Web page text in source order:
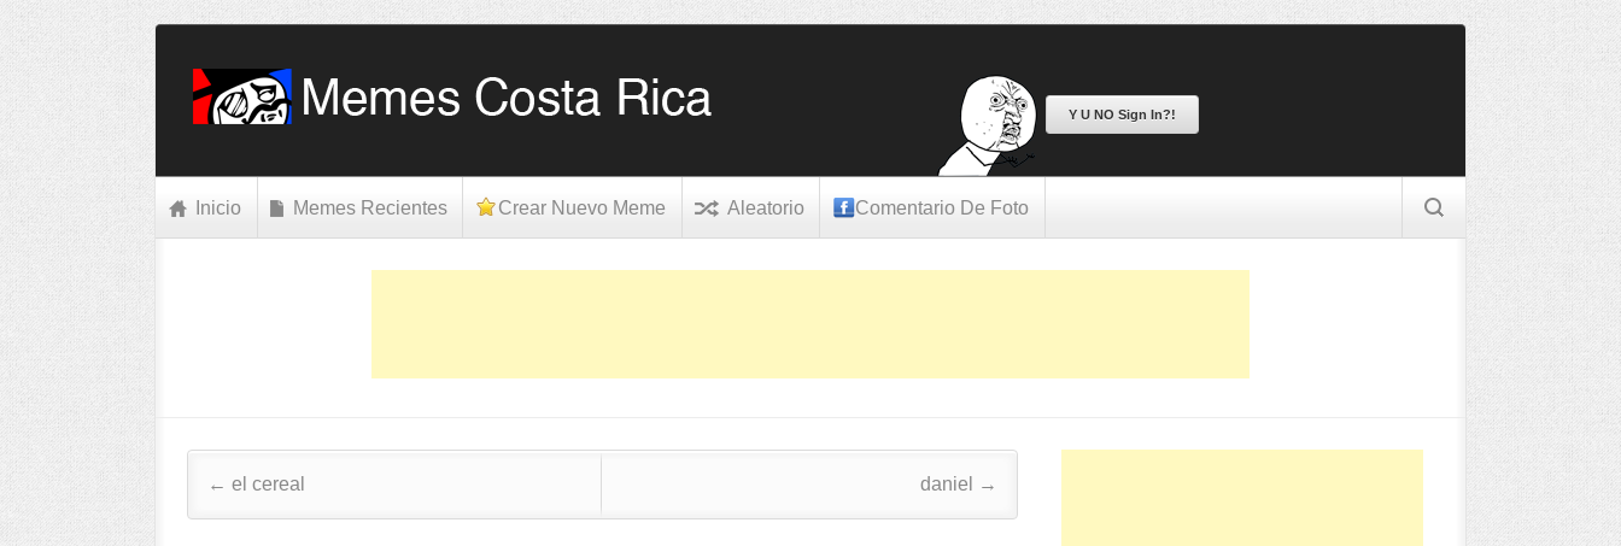
Y U NO Sign In?!
Inicio Memes Recientes Crear Nuevo Meme Aleatorio Comentario De Foto
Post navigation
← el cereal daniel →